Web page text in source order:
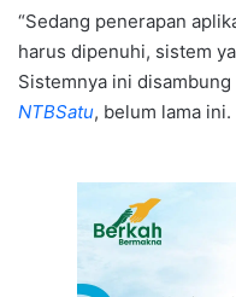
“Sedang penerapan
harus dipenuhi, sistem
Sistemnya ini
NTBSatu, belum lama ini.